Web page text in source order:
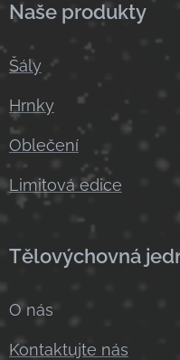
Naše produkty
Šály
Hrnky
Oblečení
Limitová edice
Tělovýchovná
O nás
Kontaktujte nás